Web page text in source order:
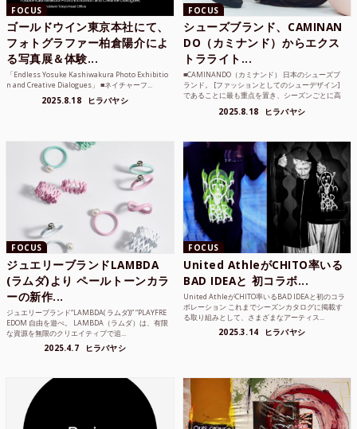
FOCUS
ゴールドウイン東京本社にて、
フォトグラファー柏倉陽介によ
る写真展＆体験...
「Endless Yosuke Kashiwakura Photo Exhibitio
n and Creative Dialogues」 ■ネイチャーフ...
2025.8.18 ヒラバヤシ
FOCUS
シューズブランド、CAMINAN
DO（カミナンド）からエクス
トラライト...
■CAMINANDO（カミナンド） 日本のシューズブ
ランド。 [ファッションとしてのシューデザイン]
であることに最も重点を置き、シーズンごとに高
2025.8.18 ヒラバヤシ
FOCUS
ジュエリーブランドLAMBDA
(ラムダ)より ペールトーンカラ
ーの新作...
ジュエリーブランド“LAMBDA( ラムダ))” “PLAYFRE
EDOM 自由を遊べ。 LAMBDA（ラムダ）は、有限
な資源を無限のクリエイティブで追...
2025.4.7 ヒラバヤシ
FOCUS
United AthleがCHITO率いる
BAD IDEAと 初コラボ...
United AthleがCHITO率いるBAD IDEAと初のコラ
ボレーション これまでシーズンカタログに掲載す
る取り組みとして、さまざまなアーティス...
2025.3.14 ヒラバヤシ